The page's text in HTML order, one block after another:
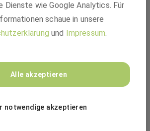
Dienste wie Google Analytics. Für
schaue in unsere
und Impressum.
Alle akzeptieren
notwendige akzeptieren